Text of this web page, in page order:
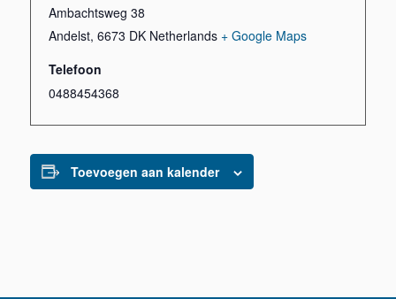
Ambachtsweg 38
Andelst, 6673 DK Netherlands + Google Maps
Telefoon
0488454368
Toevoegen aan kalender